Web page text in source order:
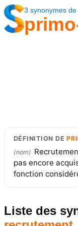
3 synonymes de
DÉFINITION DE
(nom)
pas encore
fonction
Liste des